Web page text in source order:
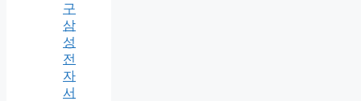
구
삼
성
전
자
서